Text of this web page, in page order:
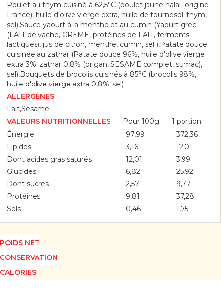
Poulet au thym cuisiné à 62,5°C (poulet jaune halal (origine
France), huile d'olive vierge extra, huile de tournesol, thym,
sel),Sauce yaourt à la menthe et au cumin (Yaourt grec
(LAIT de vache, CREME, protéines de LAIT, ferments
lactiques), jus de citron, menthe, cumin, sel ),Patate douce
cuisinée au zathar (Patate douce 96%, huile d'olive vierge
extra 3%, zathar 0,8% (origan, SESAME complet, sumac),
sel),Bouquets de brocolis cuisinés à 85°C (brocolis 98%,
huile d'olive vierge extra 0,8%, sel)
ALLERGÈNES
Lait,Sésame
VALEURS NUTRITIONNELLES
Pour 100g
1 portion
Énergie
Lipides
Dont acides gras saturés
Glucides
Dont sucres
Protéines
Sels
97,99
3,16
12,01
6,82
2,57
9,81
0,46
372,36
12,01
3,99
25,92
9,77
37,28
1,75
POIDS NET
CONSERVATION
CALORIES